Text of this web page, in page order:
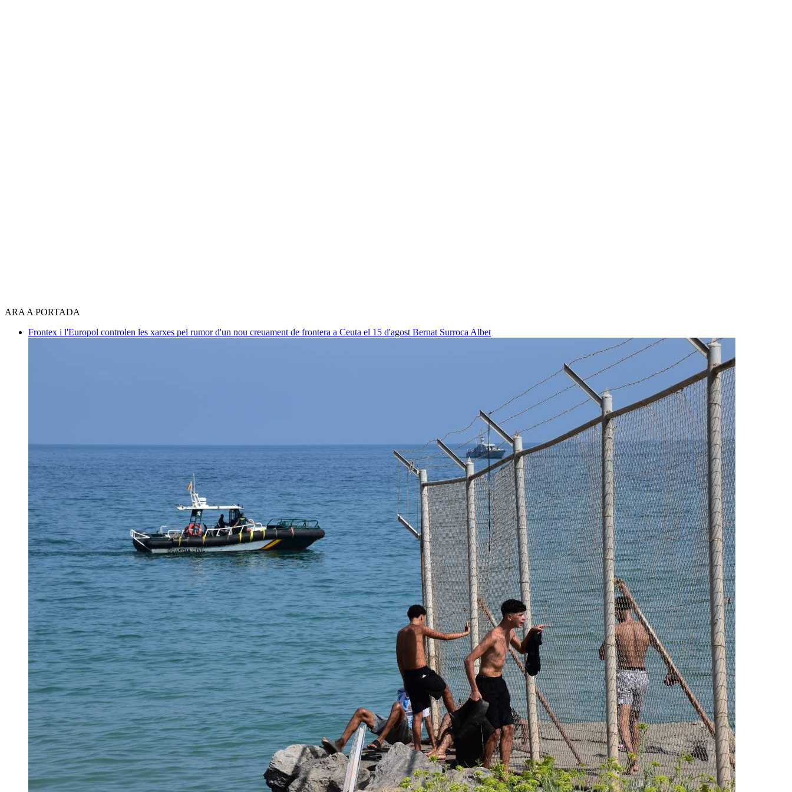
ARA A PORTADA
Frontex i l'Europol controlen les xarxes pel rumor d'un nou creuament de frontera a Ceuta el 15 d'agost Bernat Surroca Albet